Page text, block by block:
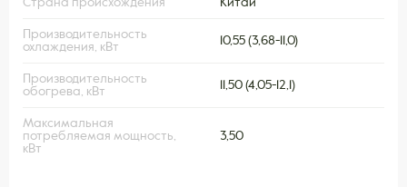
Страна происхождения Китай
Производительность
охлаждения, кВт
10,55 (3,68-11,0)
Производительность
обогрева, кВт
11,50 (4,05-12,1)
Максимальная
потребляемая мощность,
кВт
3,50